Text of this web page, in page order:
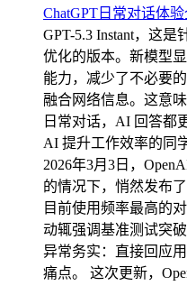
ChatGPT日常对话体
GPT-5.3 Instant，这是
优化的版本。新模型
能力，减少了不必要
融合网络信息。这意
日常对话，AI 回答都
AI 提升工作效率的同
2026年3月3日，
的情况下，悄然发布
目前使用频率最高的
动辄强调基准测试突
异常务实：直接回应
痛点。 这次更新，